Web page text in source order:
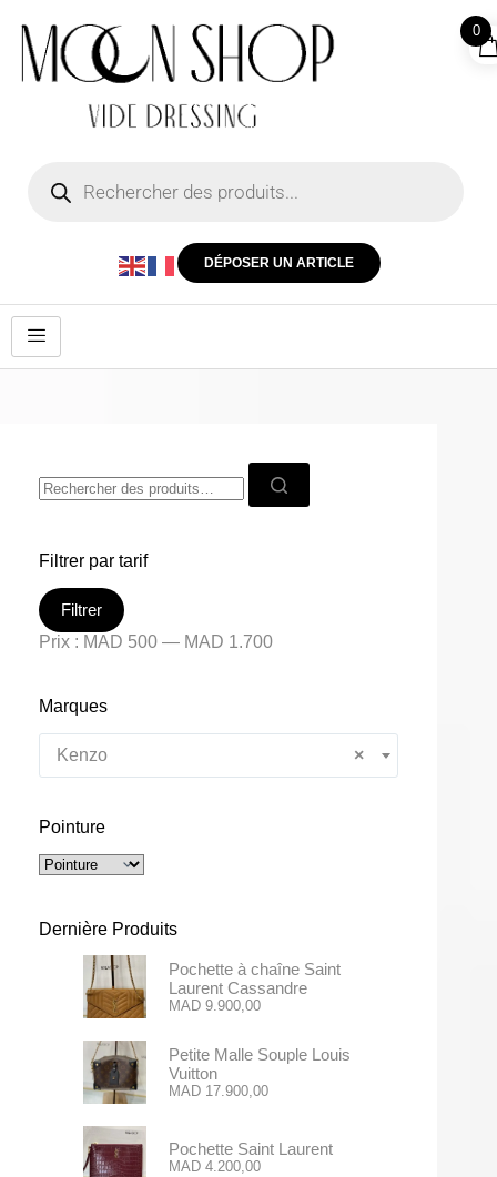
DÉPOSER UN ARTICLE
Filtrer par tarif
Filtrer
Prix : MAD 500 — MAD 1.700
Marques
×
Kenzo
Pointure
Dernière Produits
Pochette à chaîne Saint
Laurent Cassandre
MAD9.900,00
Petite Malle Souple Louis
Vuitton
MAD17.900,00
Pochette Saint Laurent
MAD4.200,00
0